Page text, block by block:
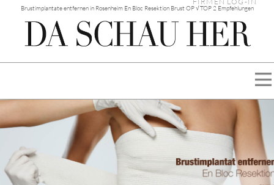
Brustimplantate entfernen in Rosenheim En Bloc Resektion Brust OP √ TOP 2 Empfehlungen